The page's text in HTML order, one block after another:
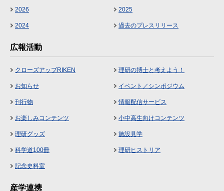
2026 2025
2024 過去のプレスリリース
広報活動
クローズアップRIKEN 理研の博士と考えよう！
お知らせ イベント／シンポジウム
刊行物 情報配信サービス
お楽しみコンテンツ 小中高生向けコンテンツ
理研グッズ 施設見学
科学道100冊 理研ヒストリア
記念史料室
産学連携